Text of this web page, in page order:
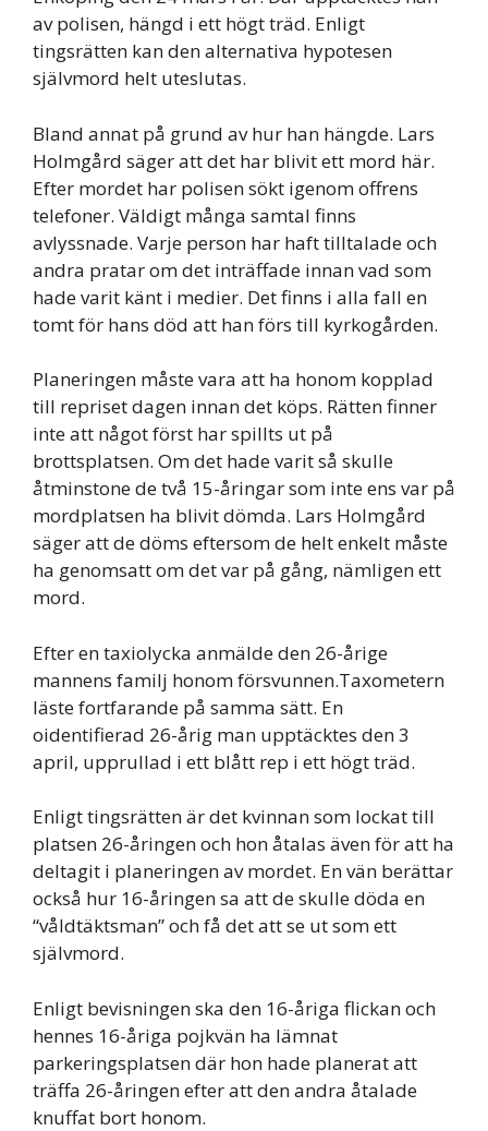
av polisen, hängd i ett högt träd. Enligt
tingsrätten kan den alternativa hypotesen
självmord helt uteslutas.
Bland annat på grund av hur han hängde. Lars
Holmgård säger att det har blivit ett mord här.
Efter mordet har polisen sökt igenom offrens
telefoner. Väldigt många samtal finns
avlyssnade. Varje person har haft tilltalade och
andra pratar om det inträffade innan vad som
hade varit känt i medier. Det finns i alla fall en
tomt för hans död att han förs till kyrkogården.
Planeringen måste vara att ha honom kopplad
till repriset dagen innan det köps. Rätten finner
inte att något först har spillts ut på
brottsplatsen. Om det hade varit så skulle
åtminstone de två 15-åringar som inte ens var på
mordplatsen ha blivit dömda. Lars Holmgård
säger att de döms eftersom de helt enkelt måste
ha genomsatt om det var på gång, nämligen ett
mord.
Efter en taxiolycka anmälde den 26-årige
mannens familj honom försvunnen.Taxometern
läste fortfarande på samma sätt. En
oidentifierad 26-årig man upptäcktes den 3
april, upprullad i ett blått rep i ett högt träd.
Enligt tingsrätten är det kvinnan som lockat till
platsen 26-åringen och hon åtalas även för att ha
deltagit i planeringen av mordet. En vän berättar
också hur 16-åringen sa att de skulle döda en
“våldtäktsman” och få det att se ut som ett
självmord.
Enligt bevisningen ska den 16-åriga flickan och
hennes 16-åriga pojkvän ha lämnat
parkeringsplatsen där hon hade planerat att
träffa 26-åringen efter att den andra åtalade
knuffat bort honom.